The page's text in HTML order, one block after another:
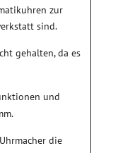
zur
sind.
gehalten, da es
und
die